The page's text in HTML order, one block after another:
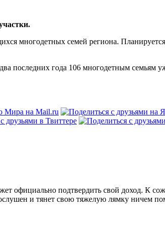
многодетных семей региона.
последних года 106 многодетным семьям
официально подтвердить свой доход. К
и тянет свою тяжелую лямку ничем